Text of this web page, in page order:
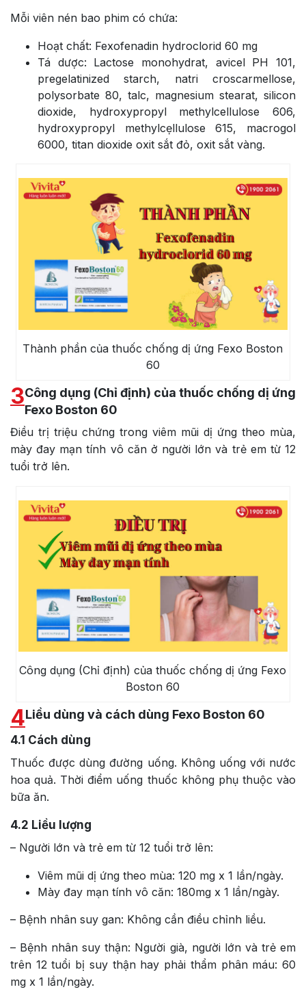
Mỗi viên nén bao phim có chứa:
Hoạt chất: Fexofenadin hydroclorid 60 mg
Tá dược: Lactose monohydrat, avicel PH 101,
pregelatinized starch, natri croscarmellose,
polysorbate 80, talc, magnesium stearat, silicon
dioxide, hydroxypropyl methylcellulose 606,
hydroxypropyl methylcẹllulose 615, macrogol
6000, titan dioxide oxit sắt đỏ, oxit sắt vàng.
Thành phần của thuốc chống dị ứng Fexo Boston
60
3Công dụng (Chỉ định) của thuốc chống dị ứng
Fexo Boston 60
Điều trị triệu chứng trong viêm mũi dị ứng theo mùa,
mày đay mạn tính vô căn ở người lớn và trẻ em từ 12
tuổi trở lên.
Công dụng (Chỉ định) của thuốc chống dị ứng Fexo
Boston 60
4Liều dùng và cách dùng Fexo Boston 60
4.1 Cách dùng
Thuốc được dùng đường uống. Không uống với nước
hoa quả. Thời điểm uống thuốc không phụ thuộc vào
bữa ăn.
4.2 Liều lượng
– Người lớn và trẻ em từ 12 tuổi trở lên:
Viêm mũi dị ứng theo mùa: 120 mg x 1 lần/ngày.
Mày đay mạn tính vô căn: 180mg x 1 lần/ngày.
– Bệnh nhân suy gan: Không cần điều chỉnh liều.
– Bệnh nhân suy thận: Người già, người lớn và trẻ em
trên 12 tuổi bị suy thận hay phải thẩm phân máu: 60
mg x 1 lần/ngày.